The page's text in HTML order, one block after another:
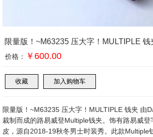
限量版！~M63235 压大字！MULTIPLE 钱
价格： ￥600.00
限量版！~M63235 压大字！MULTIPLE 钱夹 由
裁制而成的路易威登Multiple钱夹。饰有路易威
皮，源自2018-19秋冬男士时装秀。此款Multiple